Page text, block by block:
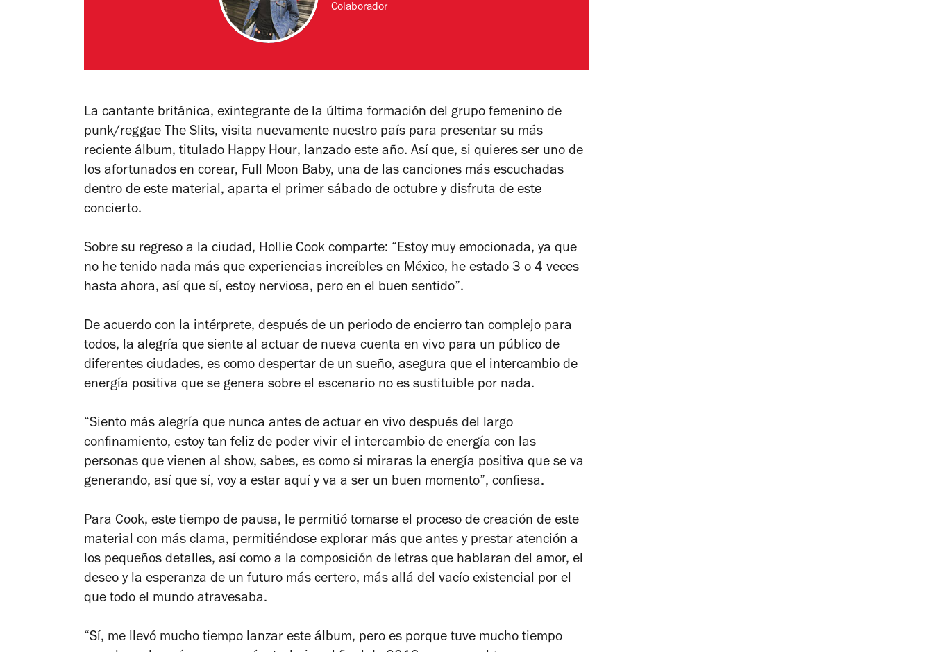
Colaborador
La cantante británica, exintegrante de la última formación del grupo femenino de
punk/reggae The Slits, visita nuevamente nuestro país para presentar su más
reciente álbum, titulado Happy Hour, lanzado este año. Así que, si quieres ser uno de
los afortunados en corear, Full Moon Baby, una de las canciones más escuchadas
dentro de este material, aparta el primer sábado de octubre y disfruta de este
concierto.
Sobre su regreso a la ciudad, Hollie Cook comparte: “Estoy muy emocionada, ya que
no he tenido nada más que experiencias increíbles en México, he estado 3 o 4 veces
hasta ahora, así que sí, estoy nerviosa, pero en el buen sentido”.
De acuerdo con la intérprete, después de un periodo de encierro tan complejo para
todos, la alegría que siente al actuar de nueva cuenta en vivo para un público de
diferentes ciudades, es como despertar de un sueño, asegura que el intercambio de
energía positiva que se genera sobre el escenario no es sustituible por nada.
“Siento más alegría que nunca antes de actuar en vivo después del largo
confinamiento, estoy tan feliz de poder vivir el intercambio de energía con las
personas que vienen al show, sabes, es como si miraras la energía positiva que se va
generando, así que sí, voy a estar aquí y va a ser un buen momento”, confiesa.
Para Cook, este tiempo de pausa, le permitió tomarse el proceso de creación de este
material con más clama, permitiéndose explorar más que antes y prestar atención a
los pequeños detalles, así como a la composición de letras que hablaran del amor, el
deseo y la esperanza de un futuro más certero, más allá del vacío existencial por el
que todo el mundo atravesaba.
“Sí, me llevó mucho tiempo lanzar este álbum, pero es porque tuve mucho tiempo